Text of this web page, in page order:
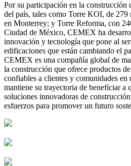
Por su participación en la construcción
del país, tales como Torre KOI, de 279
en Monterrey; y Torre Reforma, con
Ciudad de México, CEMEX ha
innovación y tecnología que pone al
edificaciones que están cambiando el
CEMEX es una compañía global de
la construcción que ofrece productos
confiables a clientes y comunidades
mantiene su trayectoria de beneficiar a
soluciones innovadoras de
esfuerzos para promover un futuro